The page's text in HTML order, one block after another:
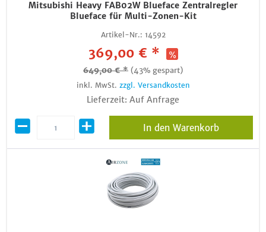
Mitsubishi Heavy FAB02W Blueface Zentralregler
Blueface für Multi-Zonen-Kit
Artikel-Nr.: 14592
369,00 € *
649,00 € * (43% gespart)
inkl. MwSt. zzgl. Versandkosten
Lieferzeit: Auf Anfrage
In den Warenkorb